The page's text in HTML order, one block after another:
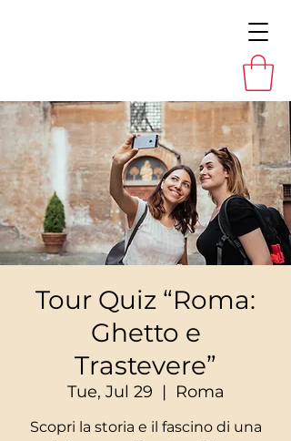
Tour Quiz “Roma:
Ghetto e
Trastevere”
Tue, Jul 29
  |
Roma
Scopri la storia e il fascino di una